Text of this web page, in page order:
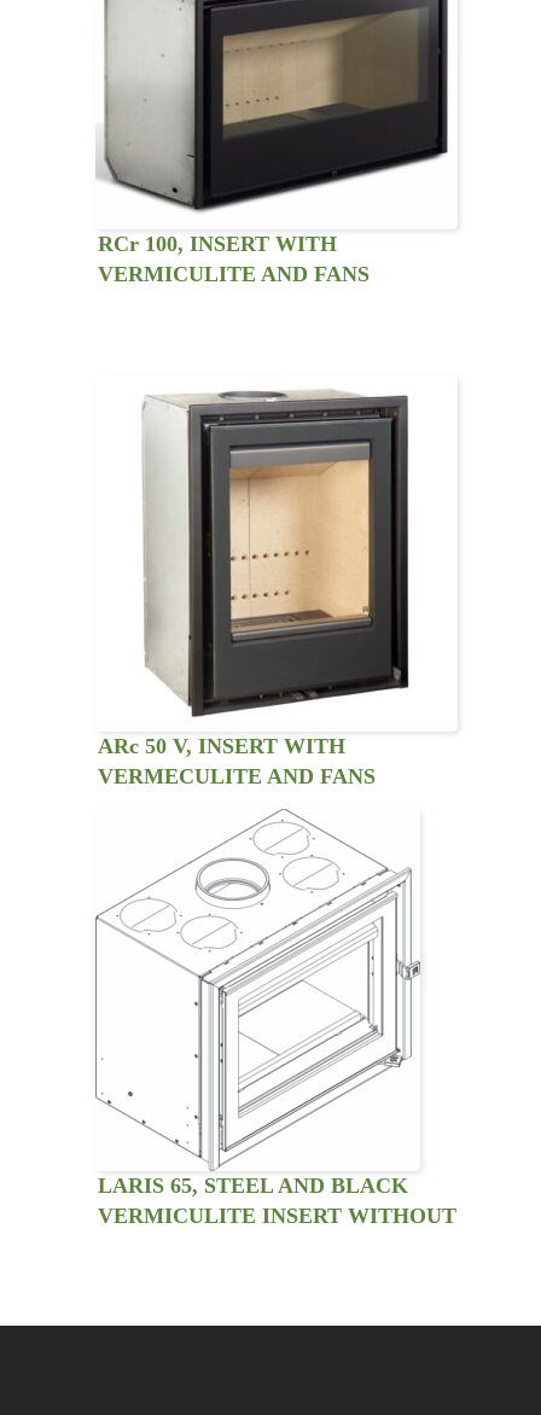
RCr 100, INSERT WITH
VERMICULITE AND FANS
ARc 50 V, INSERT WITH
VERMECULITE AND FANS
LARIS 65, STEEL AND BLACK
VERMICULITE INSERT WITHOUT